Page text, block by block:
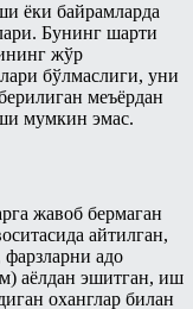
ёки байрамларда
Бунинг шарти
жўр
бўлмаслиги, уни
меъёрдан
мумкин эмас.
жавоб бермаган
айтилган,
фарзларни адо
аёлдан эшитган, иш
оханглар билан